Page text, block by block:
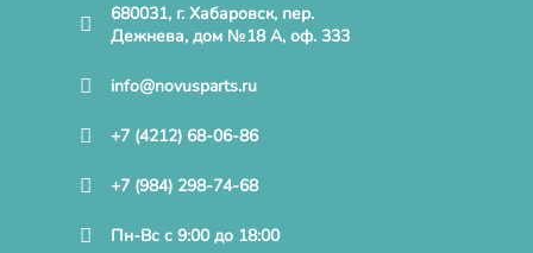
680031, г. Хабаровск, пер.
Дежнева, дом №18 А, оф. 333
info@novusparts.ru
+7 (4212) 68-06-86
+7 (984) 298-74-68
Пн-Вс с 9:00 до 18:00